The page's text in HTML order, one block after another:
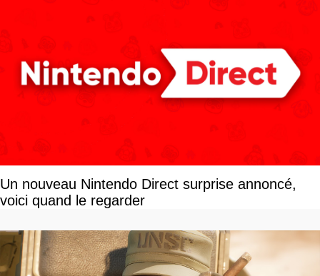
Un nouveau Nintendo Direct surprise annoncé,
voici quand le regarder